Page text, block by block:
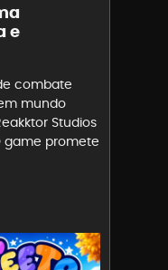
e
combate
mundo
Studios
game promete